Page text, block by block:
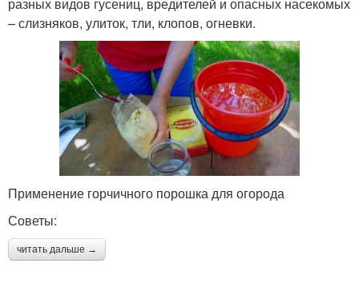
– слизняков, улиток, тли, клопов, огневки.
Применение горчичного порошка для огорода
Советы:
читать дальше →